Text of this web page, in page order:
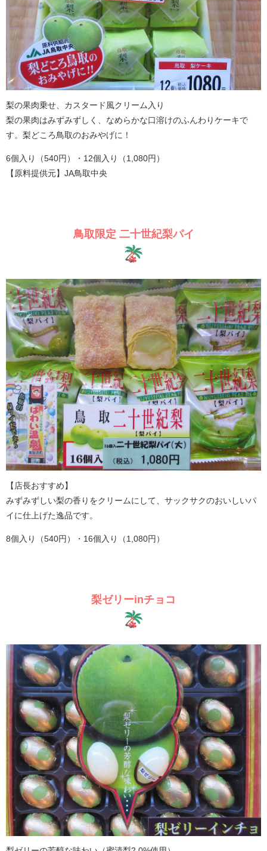
梨の果肉乗せ、カスタード風クリーム入り
梨の果肉はみずみずしく、なめらかな口溶けのふんわりケーキで
す。梨どころ鳥取のおみやげに！
6個入り（540円）・12個入り（1,080円）
【原料提供元】JA鳥取中央
鳥取限定 二十世紀梨パイ
【店長おすすめ】
みずみずしい梨の香りをクリームにして、サックサクのおいしいパ
イに仕上げた逸品です。
8個入り（540円）・16個入り（1,080円）
梨ゼリーinチョコ